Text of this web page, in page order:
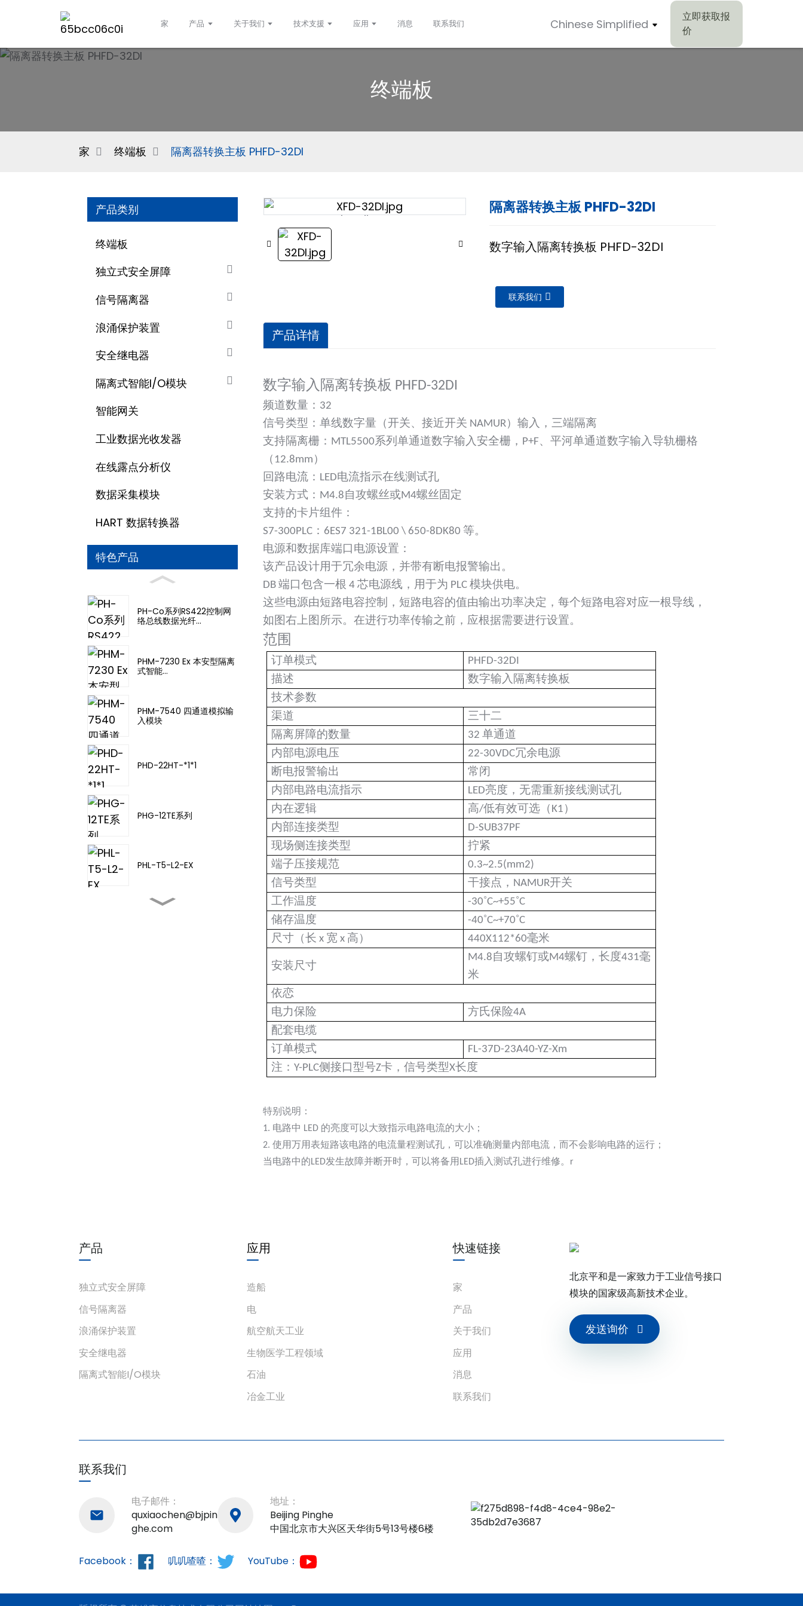
家 产品 关于我们 技术支援 应用 消息 联系我们 Chinese Simplified
立即获取报
价
终端板
家 终端板 隔离器转换主板 PHFD-32DI
产品类别
终端板
独立式安全屏障
信号隔离器
浪涌保护装置
安全继电器
隔离式智能I/O模块
智能网关
工业数据光收发器
在线露点分析仪
数据采集​​模块
HART 数据转换器
特色产品
PH-Co系列RS422控制网
络总线数据光纤...
PHM-7230 Ex 本安型隔离
式智能...
PHM-7540 四通道模拟输
入模块
PHD-22HT-*1*1
PHG-12TE系列
PHL-T5-L2-EX
Loading...
Loading...
隔离器转换主板 PHFD-32DI
数字输入隔离转换板 PHFD-32DI
联系我们
产品详情
数字输入隔离转换板 PHFD-32DI
频道数量：32
信号类型：单线数字量（开关、接近开关 NAMUR）输入，三端隔离
支持隔离栅：MTL5500系列单通道数字输入安全栅，P+F、 平河单通道数字输入导轨栅格
（12.8mm）
回路电流：LED电流指示在线测试孔
安装方式：M4.8自攻螺丝或M4螺丝固定
支持的卡片组件：
S7-300PLC：6ES7 321-1BL00 \ 650-8DK80 等。
电源和数据库端口电源设置：
该产品设计用于冗余电源，并带有断电报警输出。
DB 端口包含一根 4 芯电源线，用于为 PLC 模块供电。
这些电源由短路电容控制，短路电容的值由输出功率决定，每个短路电容对应一根导线，
如图右上图所示。在进行功率传输之前，应根据需要进行设置。
范围
订单模式
PHFD-32DI
描述
数字输入隔离转换板
技术参数
渠道
三十二
隔离屏障的数量
32 单通道
内部电源电压
22-30VDC冗余电源
断电报警输出
常闭
内部电路电流指示
LED亮度，无需重新接线测试孔
内在逻辑
高/低有效可选（K1）
内部连接类型
D-SUB37PF
现场侧连接类型
拧紧
端子压接规范
0.3~2.5(mm2)
信号类型
干接点，NAMUR开关
工作温度
-30˚C~+55˚C
储存温度
-40˚C~+70˚C
尺寸（长 x 宽 x 高）
440X112*60毫米
安装尺寸
M4.8自攻螺钉或M4螺钉，长度431毫
米
依恋
电力保险
方氏保险4A
配套电缆
订单模式
FL-37D-23A40-YZ-Xm
注：Y-PLC侧接口型号Z卡，信号类型X长度
特别说明：
1. 电路中 LED 的亮度可以大致指示电路电流的大小；
2. 使用万用表短路该电路的电流量程测试孔，可以准确测量内部电流，而不会影响电路的运行；
当电路中的LED发生故障并断开时，可以将备用LED插入测试孔进行维修。 r
产品
独立式安全屏障
信号隔离器
浪涌保护装置
安全继电器
隔离式智能I/O模块
应用
造船
电
航空航天工业
生物医学工程领域
石油
冶金工业
快速链接
家
产品
关于我们
应用
消息
联系我们
北京平和是一家致力于工业信号接口
模块的国家级高新技术企业。
发送询价
联系我们
电子邮件：
quxiaochen@bjpin
ghe.com
地址：
Beijing Pinghe
中国北京市大兴区天华街5号13号楼6楼
Facebook： 叽叽喳喳： YouTube：